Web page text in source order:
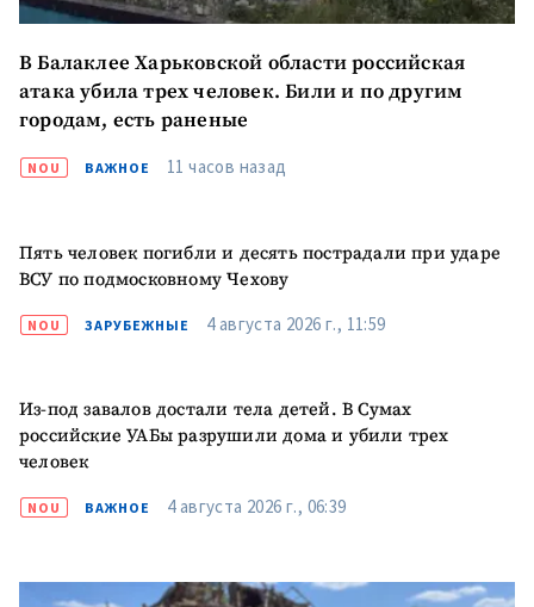
В Балаклее Харьковской области российская
атака убила трех человек. Били и по другим
городам, есть раненые
NOU ВАЖНОЕ 11 часов назад
Пять человек погибли и десять пострадали при ударе
ВСУ по подмосковному Чехову
NOU ЗАРУБЕЖНЫЕ 4 августа 2026 г., 11:59
Из-под завалов достали тела детей. В Сумах
российские УАБы разрушили дома и убили трех
человек
NOU ВАЖНОЕ 4 августа 2026 г., 06:39
Заголовок новости
+ Добавить
Фотография
+ Загрузить
Ссылка на медиа